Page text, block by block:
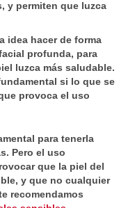
y permiten que luzca
idea hacer de forma
profunda, para
luzca más saludable.
si lo que se
provoca el uso
para tenerla
Pero el uso
que la piel del
y que no cualquier
recomendamos